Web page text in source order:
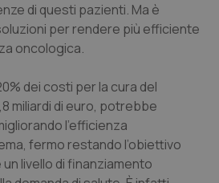
di questi pazienti. Ma è
per rendere più efficiente
oncologica.
dei costi per la cura del
miliardi di euro, potrebbe
l’efficienza
fermo restando l’obiettivo
livello di finanziamento